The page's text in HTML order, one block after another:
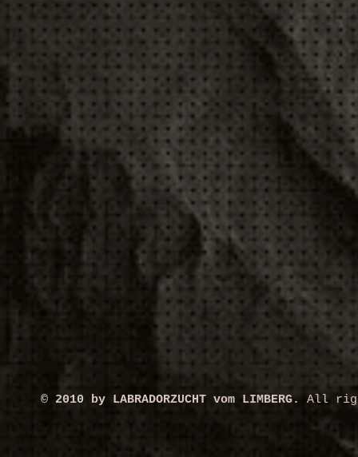
© 2010 by LABRADORZUCHT vom LIMBERG. All